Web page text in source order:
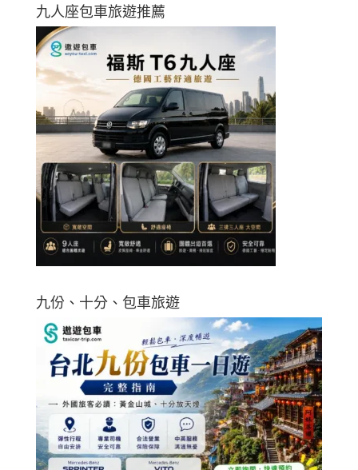
九人座包車旅遊推薦
九份、十分、包車旅遊